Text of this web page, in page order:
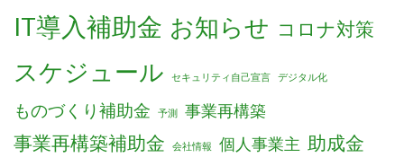
IT導入補助金 お知らせ コロナ対策
スケジュール セキュリティ自己宣言 デジタル化
ものづくり補助金 予測 事業再構築
事業再構築補助金 会社情報 個人事業主 助成金